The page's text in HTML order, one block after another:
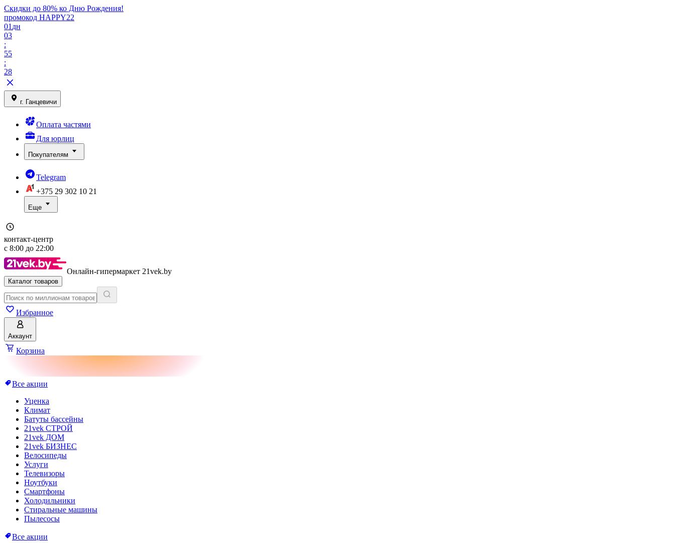
Скидки до 80% ко Дню Рождения!
промокод HAPPY22
01 дн
03
:
55
:
28
г. Ганцевичи
Оплата частями
Для юрлиц
Покупателям
Telegram
+375 29 302 10 21
Еще
контакт-центр
с 8:00 до 22:00
Онлайн-гипермаркет 21vek.by
Каталог товаров
Избранное
Аккаунт
Корзина
Все акции
Уценка
Климат
Батуты бассейны
21vek СТРОЙ
21vek ДОМ
21vek БИЗНЕС
Велосипеды
Услуги
Телевизоры
Ноутбуки
Смартфоны
Холодильники
Стиральные машины
Пылесосы
Все акции